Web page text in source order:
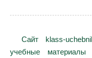
Сайт klass-
учебные